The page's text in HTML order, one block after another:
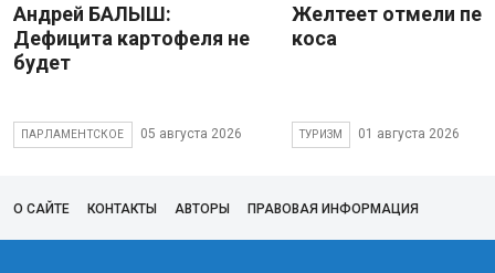
Андрей БАЛЫШ:
Дефицита картофеля не
будет
ПАРЛАМЕНТСКОЕ 05 августа 2026
Желтеет отмели
коса
ТУРИЗМ 01 августа 2026
О САЙТЕ КОНТАКТЫ АВТОРЫ ПРАВОВАЯ ИНФОРМАЦИЯ